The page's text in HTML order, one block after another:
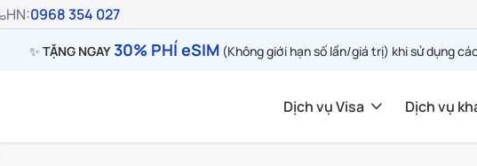
HN:0968 354 027
✨ TẶNG NGAY30% PHÍ eSIM (Không giới hạn số lần/giá trị) khi sử dụng
Dịch vụ Visa Dịch vụ